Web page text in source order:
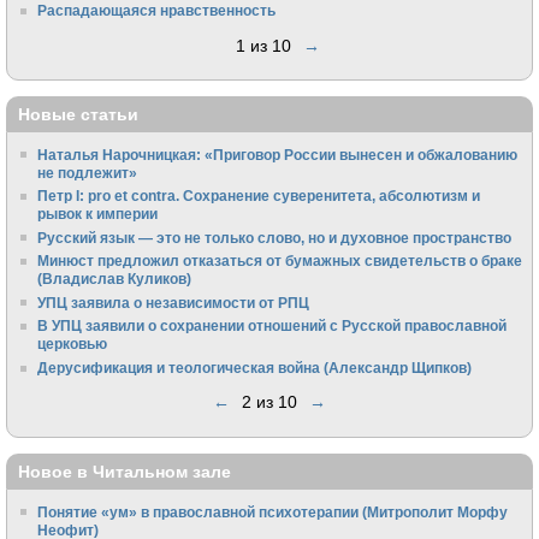
Распадающаяся нравственность
1 из 10 →
Новые статьи
Наталья Нарочницкая: «Приговор России вынесен и обжалованию
не подлежит»
Петр I: pro et contra. Сохранение суверенитета, абсолютизм и
рывок к империи
Русский язык — это не только слово, но и духовное пространство
Минюст предложил отказаться от бумажных свидетельств о браке
(Владислав Куликов)
УПЦ заявила о независимости от РПЦ
В УПЦ заявили о сохранении отношений с Русской православной
церковью
Дерусификация и теологическая война (Александр Щипков)
← 2 из 10 →
Новое в Читальном зале
Понятие «ум» в православной психотерапии (Митрополит Морфу
Неофит)